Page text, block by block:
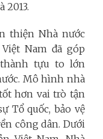
2013.
thiện Nhà nước
Nam đã góp
tựu to lớn
Mô hình nhà
hơn vai trò tận
Tổ quốc, bảo vệ
công dân. Dưới